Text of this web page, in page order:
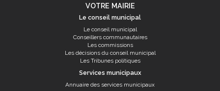
VOTRE MAIRIE
Le conseil municipal
Le conseil municipal
Conseillers communautaires
Les commissions
Les décisions du conseil municipal
Les Tribunes politiques
Services municipaux
Annuaire des services municipaux